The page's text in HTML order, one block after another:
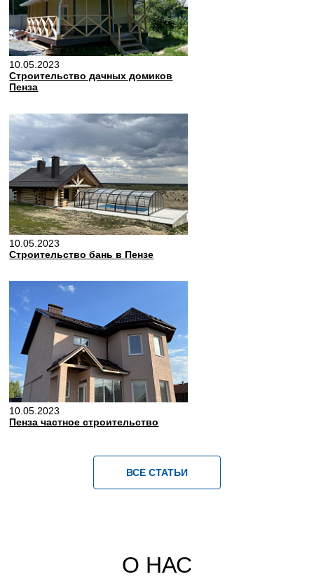
10.05.2023
Строительство дачных домиков
Пенза
10.05.2023
Строительство бань в Пензе
10.05.2023
Пенза частное строительство
ВСЕ СТАТЬИ
О НАС